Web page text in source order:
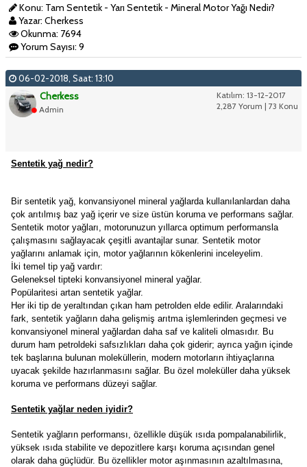
Konu: Tam Sentetik - Yarı Sentetik - Mineral Motor Yağı Nedir?
Yazar: Cherkess
Okunma: 7694
Yorum Sayısı: 9
06-02-2018, Saat: 13:10
Katılım: 13-12-2017
2,287 Yorum | 73 Konu
Cherkess
Admin
Sentetik yağ nedir?
Bir sentetik yağ, konvansiyonel mineral yağlarda kullanılanlardan daha
çok arıtılmış baz yağ içerir ve size üstün koruma ve performans sağlar.
Sentetik motor yağları, motorunuzun yıllarca optimum performansla
çalışmasını sağlayacak çeşitli avantajlar sunar. Sentetik motor
yağlarını anlamak için, motor yağlarının kökenlerini inceleyelim.
İki temel tip yağ vardır:
Geleneksel tipteki konvansiyonel mineral yağlar.
Popülaritesi artan sentetik yağlar.
Her iki tip de yeraltından çıkan ham petrolden elde edilir. Aralarındaki
fark, sentetik yağların daha gelişmiş arıtma işlemlerinden geçmesi ve
konvansiyonel mineral yağlardan daha saf ve kaliteli olmasıdır. Bu
durum ham petroldeki safsızlıkları daha çok giderir; ayrıca yağın içinde
tek başlarına bulunan moleküllerin, modern motorların ihtiyaçlarına
uyacak şekilde hazırlanmasını sağlar. Bu özel moleküller daha yüksek
koruma ve performans düzeyi sağlar.
Sentetik yağlar neden iyidir?
Sentetik yağların performansı, özellikle düşük ısıda pompalanabilirlik,
yüksek ısıda stabilite ve depozitlere karşı koruma açısından genel
olarak daha güçlüdür. Bu özellikler motor aşınmasının azaltılmasına,